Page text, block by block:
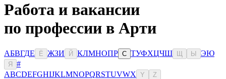
Работа и вакансии
по профессии в Арти
АБВГДЕ Ё ЖЗИ Й КЛМНОПР С ТУФХЦЧШ Ы ЭЮ
Я
#
ABCDEFGHIJKLMNOPQRSTUVWX Y Z